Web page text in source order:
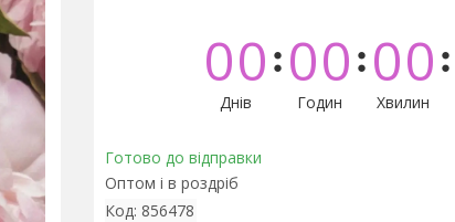
00
Днів
00
Годин
00
Хвилин
Готово до відправки
Оптом і в роздріб
Код: 856478